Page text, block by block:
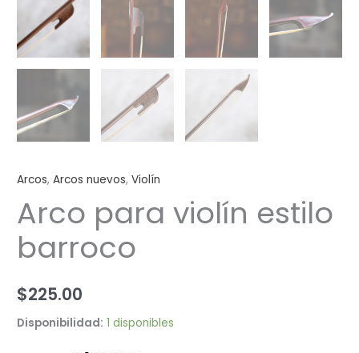
Arcos,Arcos nuevos,Violín
Arco para violín estilo
barroco
$225.00
Disponibilidad: 1 disponibles